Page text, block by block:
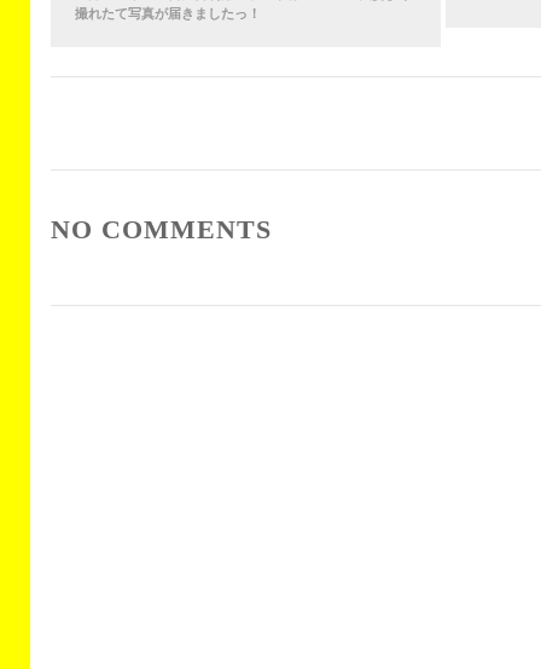
撮れたて写真が届きましたっ！
NO COMMENTS